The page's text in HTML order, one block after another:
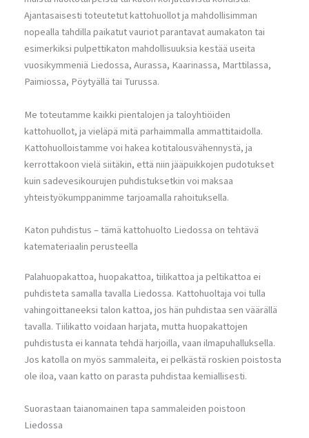
Ajantasaisesti toteutetut kattohuollot ja mahdollisimman
nopealla tahdilla paikatut vauriot parantavat aumakaton tai
esimerkiksi pulpettikaton mahdollisuuksia kestää useita
vuosikymmeniä Liedossa, Aurassa, Kaarinassa, Marttilassa,
Paimiossa, Pöytyällä tai Turussa.
Me toteutamme kaikki pientalojen ja taloyhtiöiden
kattohuollot, ja vieläpä mitä parhaimmalla ammattitaidolla.
Kattohuolloistamme voi hakea kotitalousvähennystä, ja
kerrottakoon vielä siitäkin, että niin jääpuikkojen pudotukset
kuin sadevesikourujen puhdistuksetkin voi maksaa
yhteistyökumppanimme tarjoamalla rahoituksella.
Katon puhdistus – tämä kattohuolto Liedossa on tehtävä
katemateriaalin perusteella
Palahuopakattoa, huopakattoa, tiilikattoa ja peltikattoa ei
puhdisteta samalla tavalla Liedossa. Kattohuoltaja voi tulla
vahingoittaneeksi talon kattoa, jos hän puhdistaa sen väärällä
tavalla. Tiilikatto voidaan harjata, mutta huopakattojen
puhdistusta ei kannata tehdä harjoilla, vaan ilmapuhalluksella.
Jos katolla on myös sammaleita, ei pelkästä roskien poistosta
ole iloa, vaan katto on parasta puhdistaa kemiallisesti.
Suorastaan taianomainen tapa sammaleiden poistoon
Liedossa